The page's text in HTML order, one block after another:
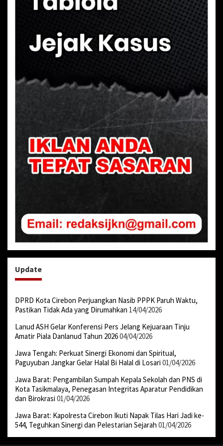
Update
DPRD Kota Cirebon Perjuangkan Nasib PPPK Paruh Waktu,
Pastikan Tidak Ada yang Dirumahkan 14/04/2026
Lanud ASH Gelar Konferensi Pers Jelang Kejuaraan Tinju
Amatir Piala Danlanud Tahun 202604/04/2026
Jawa Tengah: Perkuat Sinergi Ekonomi dan Spiritual,
Paguyuban Jangkar Gelar Halal Bi Halal di Losari 01/04/2026
Jawa Barat: Pengambilan Sumpah Kepala Sekolah dan PNS di
Kota Tasikmalaya, Penegasan Integritas Aparatur Pendidikan
dan Birokrasi 01/04/2026
Jawa Barat: Kapolresta Cirebon Ikuti Napak Tilas Hari Jadi ke-
544, Teguhkan Sinergi dan Pelestarian Sejarah 01/04/2026